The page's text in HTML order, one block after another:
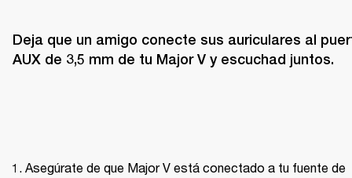
Deja que un amigo conecte sus auriculares al
AUX de 3,5 mm de tu Major V y escuchad juntos.
Asegúrate de que Major V está conectado a tu fuente de